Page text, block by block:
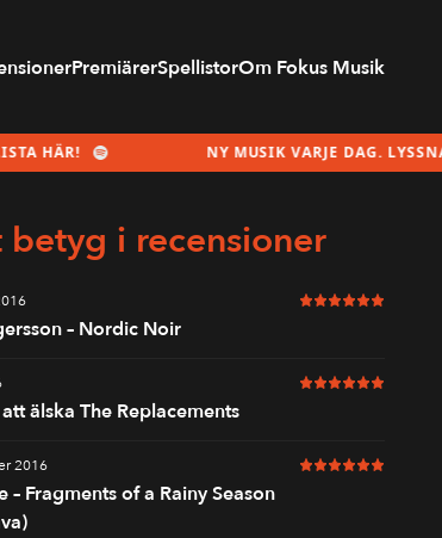
PremiärerSpellistorOm Fokus Musik
NY MUSIK VARJE DAG. LYSSNA PÅ
betyg i recensioner
6 av 6 i betyg
– Nordic Noir
6 av 6 i betyg
älska The Replacements
2016 6 av 6 i betyg
– Fragments of a Rainy Season